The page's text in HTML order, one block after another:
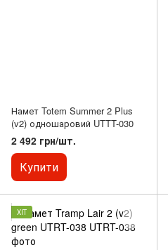
Намет Totem Summer 2 Plus
(v2) одношаровий UTTT-030
2 492 грн/шт.
Купити
ХІТ